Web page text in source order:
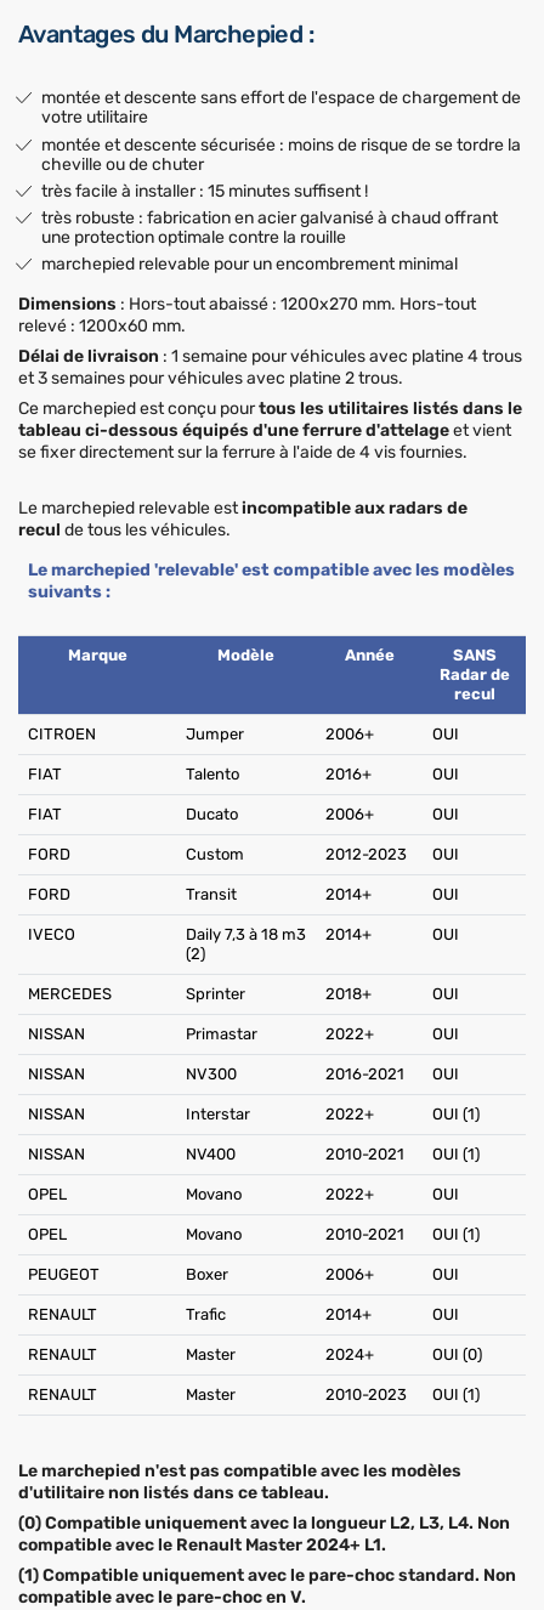
Avantages du Marchepied :
montée et descente sans effort de l'espace de chargement de
votre utilitaire
montée et descente sécurisée : moins de risque de se tordre la
cheville ou de chuter
très facile à installer : 15 minutes suffisent !
très robuste : fabrication en acier galvanisé à chaud offrant
une protection optimale contre la rouille
marchepied relevable pour un encombrement minimal
Dimensions : Hors-tout abaissé : 1200x270 mm. Hors-tout
relevé : 1200x60 mm.
Délai de livraison : 1 semaine pour véhicules avec platine 4 trous
et 3 semaines pour véhicules avec platine 2 trous.
Ce marchepied est conçu pourtous les utilitaires listés dans le
tableau ci-dessous équipés d'une ferrure d'attelageet vient
se fixer directement sur la ferrure à l'aide de 4 vis fournies.
Le marchepied relevable estincompatible aux radars de
recul de tous les véhicules.
Le marchepied 'relevable' est compatible avec les modèles
suivants :
Marque Modèle Année
SANS
Radar de
recul
CITROEN Jumper 2006+ OUI
FIAT Talento 2016+ OUI
FIAT Ducato 2006+ OUI
FORD Custom 2012-2023 OUI
FORD Transit 2014+ OUI
IVECO
Daily 7,3 à 18 m3
(2)
2014+ OUI
MERCEDES Sprinter 2018+ OUI
NISSAN Primastar 2022+ OUI
NISSAN NV300 2016-2021 OUI
NISSAN Interstar 2022+ OUI (1)
NISSAN NV400 2010-2021 OUI (1)
OPEL Movano 2022+ OUI
OPEL Movano 2010-2021 OUI (1)
PEUGEOT Boxer 2006+ OUI
RENAULT Trafic 2014+ OUI
RENAULT Master 2024+ OUI (0)
RENAULT Master 2010-2023 OUI (1)
Le marchepied n'est pas compatible avec les modèles
d'utilitaire non listés dans ce tableau.
(0) Compatible uniquement avec la longueur L2, L3, L4. Non
compatible avec le Renault Master 2024+ L1.
(1) Compatible uniquement avec le pare-choc standard. Non
compatible avec le pare-choc en V.